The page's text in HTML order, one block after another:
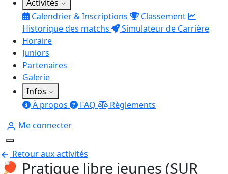
Activités
Calendrier & Inscriptions
Classement
Historique des matchs
Simulateur de Carrière
Horaire
Juniors
Partenaires
Galerie
Infos
À propos
FAQ
Règlements
Me connecter
Retour aux activités
🏓 Pratique libre jeunes (SUR